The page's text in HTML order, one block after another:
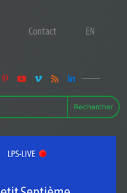
Contact EN
Rechercher